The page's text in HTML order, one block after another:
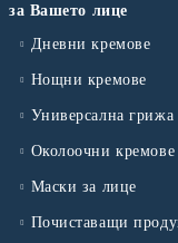
за Вашето лице
Дневни кремове
Нощни кремове
Универсална грижа
Околоочни кремове
Маски за лице
Почиставащи